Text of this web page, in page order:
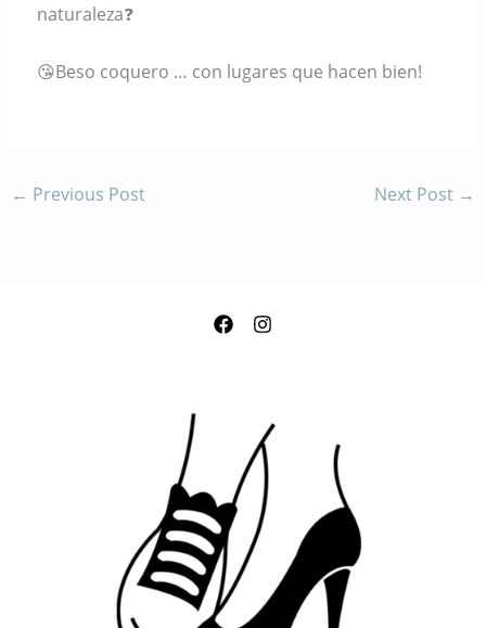
naturaleza❓️
😘Beso coquero … con lugares que hacen bien!
← Previous Post Next Post →